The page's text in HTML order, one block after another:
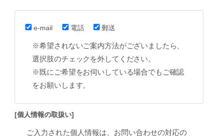
e-mail 電話 郵送
※希望されないご案内方法がございましたら、
選択肢のチェックを外してください。
※既にご希望をお伺いしている場合でもご確認
をお願いします。
[個人情報の取扱い]
ご入力された個人情報は、お問い合わせの対応の